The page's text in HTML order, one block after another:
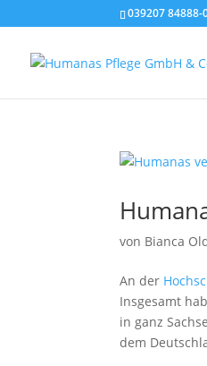
039207 84888-
von Bianca
An der
Insgesamt
in ganz
dem